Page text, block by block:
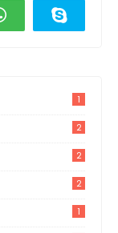
1
2
2
2
1